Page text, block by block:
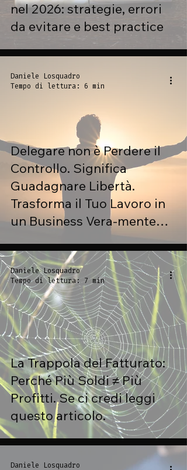
nel 2026: strategie, errori
da evitare e best practice
Delegare non è Perdere il
Controllo. Significa
Guadagnare Libertà.
Trasforma il Tuo Lavoro in
un Business Vera-mente
Daniele Losquadro
Tempo di lettura: 6 min
La Trappola del Fatturato:
Perché Più Soldi ≠ Più
Profitti. Se ci credi leggi
questo articolo.
Daniele Losquadro
Tempo di lettura: 7 min
Daniele Losquadro